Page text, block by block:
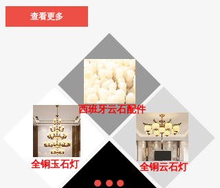
查看更多
西班牙云石配件
全铜玉石灯 全铜云石灯